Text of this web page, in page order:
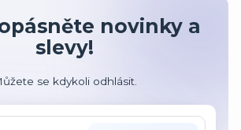
novinky a
slevy!
se kdykoli odhlásit.